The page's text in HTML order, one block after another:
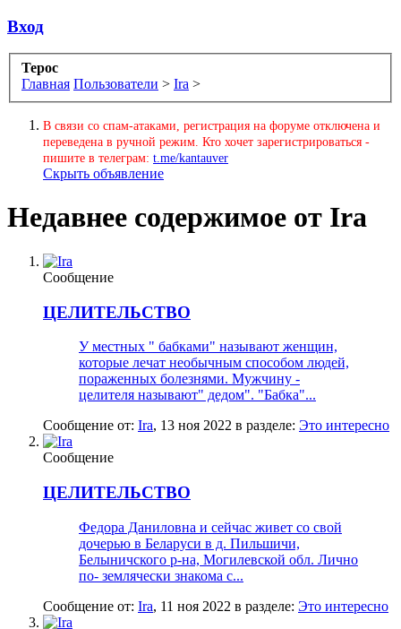
Вход
Терос
Главная Пользователи > Ira >
В связи со спам-атаками, регистрация на форуме отключена и
переведена в ручной режим. Кто хочет зарегистрироваться -
пишите в телеграм: t.me/kantauver
Скрыть объявление
Недавнее содержимое от Ira
Сообщение
ЦЕЛИТЕЛЬСТВО
У местных " бабками" называют женщин,
которые лечат необычным способом людей,
пораженных болезнями. Мужчину -
целителя называют" дедом". "Бабка"...
Сообщение от: Ira, 13 ноя 2022 в разделе: Это интересно
Сообщение
ЦЕЛИТЕЛЬСТВО
Федора Даниловна и сейчас живет со свой
дочерью в Беларуси в д. Пильшичи,
Белыничского р-на, Могилевской обл. Лично
по- землячески знакома с...
Сообщение от: Ira, 11 ноя 2022 в разделе: Это интересно